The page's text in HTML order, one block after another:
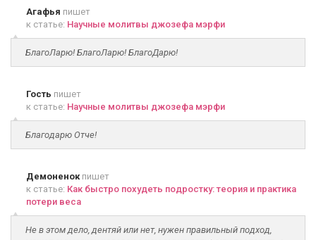
Агафья пишет
к статье: Научные молитвы джозефа мэрфи
БлагоЛарю! БлагоЛарю! БлагоДарю!
Гость пишет
к статье: Научные молитвы джозефа мэрфи
Благодарю Отче!
Демоненокпишет
к статье: Как быстро похудеть подростку: теория и практика
потери веса
Не в этом дело, дентяй или нет, нужен правильный подход,